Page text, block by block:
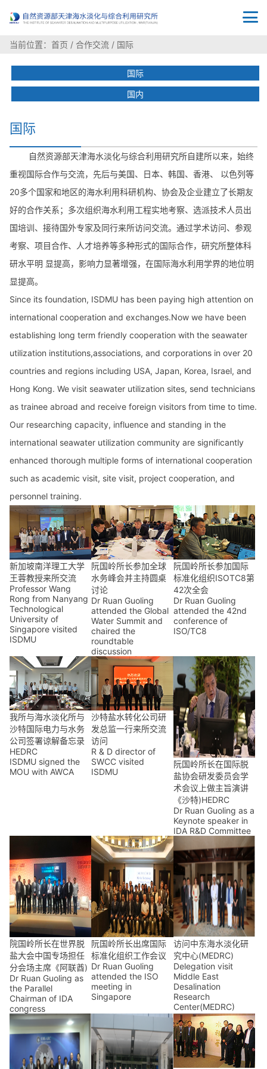
当前位置： 首页 / 合作交流 / 国际
国际
国内
国际
自然资源部天津海水淡化与综合利用研究所自建所以来，始终
重视国际合作与交流，先后与美国、日本、韩国、香港、 以色列等
20多个国家和地区的海水利用科研机构、协会及企业建立了长期友
好的合作关系；多次组织海水利用工程实地考察、选派技术人员出
国培训、接待国外专家及同行来所访问交流。通过学术访问、参观
考察、项目合作、人才培养等多种形式的国际合作，研究所整体科
研水平明 显提高，影响力显著增强，在国际海水利用学界的地位明
显提高。
Since its foundation, ISDMU has been paying high attention on
international cooperation and exchanges.Now we have been
establishing long term friendly cooperation with the seawater
utilization institutions,associations, and corporations in over 20
countries and regions including USA, Japan, Korea, Israel, and
Hong Kong. We visit seawater utilization sites, send technicians
as trainee abroad and receive foreign visitors from time to time.
Our researching capacity, influence and standing in the
international seawater utilization community are significantly
enhanced thorough multiple forms of international cooperation
such as academic visit, site visit, project cooperation, and
personnel training.
新加坡南洋理工大学
王蓉教授来所交流
Professor Wang
Rong from Nanyang
Technological
University of
Singapore visited
ISDMU
阮国岭所长参加全球
水务峰会并主持圆桌
讨论
Dr Ruan Guoling
attended the Global
Water Summit and
chaired the
roundtable
discussion
阮国岭所长参加国际
标准化组织ISOTC8第
42次全会
Dr Ruan Guoling
attended the 42nd
conference of
ISO/TC8
我所与海水淡化所与
沙特国际电力与水务
公司签署谅解备忘录
HEDRC
ISDMU signed the
MOU with AWCA
沙特盐水转化公司研
发总监一行来所交流
访问
R & D director of
SWCC visited
ISDMU
阮国岭所长在国际脱
盐协会研发委员会学
术会议上做主旨演讲
《沙特)HEDRC
Dr Ruan Guoling as a
Keynote speaker in
IDA R&D Committee
院国岭所长在世界脱
盐大会中国专场担任
分会场主席《阿联酋)
Dr Ruan Guoling as
the Parallel
Chairman of IDA
congress
阮国岭所长出席国际
标准化组织工作会议
Dr Ruan Guoling
attended the ISO
meeting in
Singapore
访问中东海水淡化研
究中心(MEDRC)
Delegation visit
Middle East
Desalination
Research
Center(MEDRC)